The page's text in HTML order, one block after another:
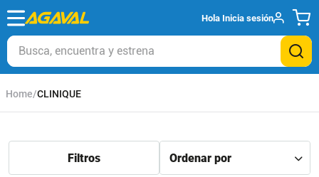
Hola Inicia sesión
Busca, encuentra y estrena
CLINIQUE